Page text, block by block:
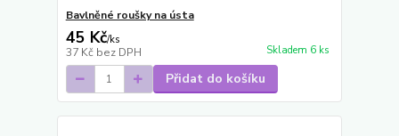
Bavlněné roušky na ústa
45 Kč/ks
37 Kč bez DPH Skladem 6 ks
Přidat do košíku